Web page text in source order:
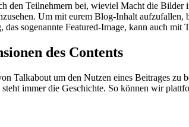
den Teilnehmern bei, wieviel Macht die Bilder
Um mit eurem Blog-Inhalt
das sogenannte Featured-Image, kann auch
des Contents
Talkabout um den Nutzen eines Beitrages
immer die Geschichte. So können wir